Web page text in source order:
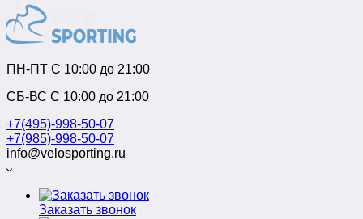
ПН-ПТ C 10:00 до 21:00
СБ-ВС С 10:00 до 21:00
+7(495)-998-50-07
+7(985)-998-50-07
info@velosporting.ru
Заказать звонок